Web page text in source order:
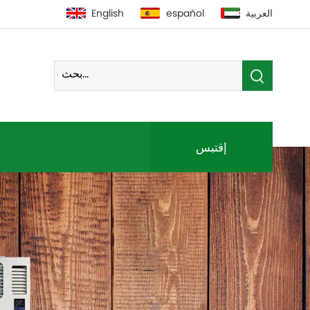
English español العربية
إقتبس